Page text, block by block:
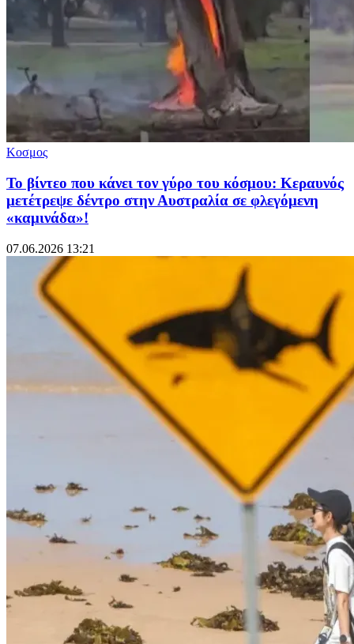
Κοσμος
Το βίντεο που κάνει τον γύρο του κόσμου: Κεραυνός
μετέτρεψε δέντρο στην Αυστραλία σε φλεγόμενη
«καμινάδα»!
07.06.2026 13:21